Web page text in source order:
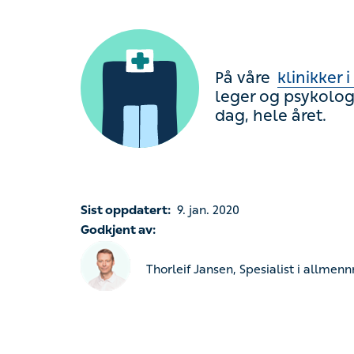
Sist oppdatert: 9. jan. 2020
Godkjent av:
Thorleif Jansen, Spesialist i
Vi har også
Luft i magen Magesmerter - vondt i